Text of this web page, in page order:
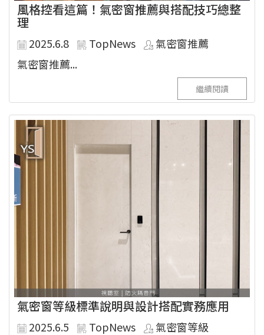
風格控看這篇！氣密窗推薦與搭配技巧總整
理
2025.6.8 TopNews
氣密窗推薦
氣密窗推薦...
繼續閱讀
氣密窗等級標準說明與設計搭配實務應用
2025.6.5 TopNews 氣密窗等級